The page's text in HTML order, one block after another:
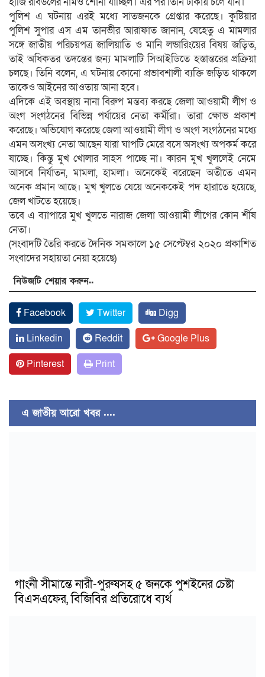
পুলিশ এ ঘটনায় এরই মধ্যে সাতজনকে গ্রেপ্তার করেছে। কুষ্টিয়ার
পুলিশ সুপার এস এম তানভীর আরাফাত জানান, যেহেতু এ মামলার
সঙ্গে জাতীয় পরিচয়পত্র জালিয়াতি ও মানি লন্ডারিংয়ের বিষয় জড়িত,
তাই অধিকতর তদন্তের জন্য মামলাটি সিআইডিতে হস্তান্তরের প্রক্রিয়া
চলছে। তিনি বলেন, এ ঘটনায় কোনো প্রভাবশালী ব্যক্তি জড়িত থাকলে
তাকেও আইনের আওতায় আনা হবে।
এদিকে এই অবস্থায় নানা বিরুপ মন্তব্য করছে জেলা আওয়ামী লীগ ও
অংগ সংগঠনের বিভিন্ন পর্যায়ের নেতা কর্মীরা। তারা ক্ষোভ প্রকাশ
করেছে। অভিযোগ করেছে জেলা আওয়ামী লীগ ও অংগ সংগঠনের মধ্যে
এমন অসংখ্য নেতা আছেন যারা ঘাপটি মেরে বসে অসংখ্য অপকর্ম করে
যাচ্ছে। কিন্তু মুখ খোলার সাহস পাচ্ছে না। কারন মুখ খুললেই নেমে
আসবে নির্যাতন, মামলা, হামলা। অনেকেই বরেছেন অতীতে এমন
অনেক প্রমান আছে। মুখ খুলতে যেয়ে অনেককেই পদ হারাতে হয়েছে,
জেল খাটতে হয়েছে।
তবে এ ব্যাপারে মুখ খুলতে নারাজ জেলা আওয়ামী লীগের কোন র্শীষ
নেতা।
(সংবাদটি তৈরি করতে দৈনিক সমকালে ১৫ সেপ্টেম্বর ২০২০ প্রকাশিত
সংবাদের সহায়তা নেয়া হয়েছে)
নিউজটি শেয়ার করুন..
Facebook Twitter
Digg
Linkedin
Reddit
Google Plus
Pinterest
Print
এ জাতীয় আরো খবর ....
গাংনী সীমান্তে নারী-পুরুষসহ ৫ জনকে পুশইনের চেষ্টা
বিএসএফের, বিজিবির প্রতিরোধে ব্যর্থ